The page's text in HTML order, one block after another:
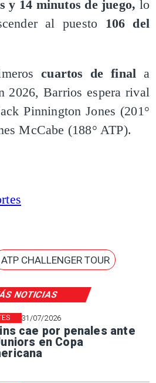
NOTICIAS
31/07/2026
cae por penales ante
en Copa
y 14 minutos de juego, lo
al puesto 106 del
cuartos de final a
2026, Barrios espera rival
Pinnington Jones (201°
McCabe (188° ATP).
ATP CHALLENGER TOUR